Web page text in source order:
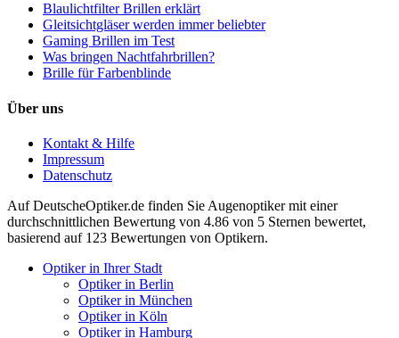
Blaulichtfilter Brillen erklärt
Gleitsichtgläser werden immer beliebter
Gaming Brillen im Test
Was bringen Nachtfahrbrillen?
Brille für Farbenblinde
Über uns
Kontakt & Hilfe
Impressum
Datenschutz
AufDeutscheOptiker.de finden Sie Augenoptiker mit einer
durchschnittlichen Bewertung von 4.86 von 5 Sternen bewertet,
basierend auf 123 Bewertungen von Optikern.
Optiker in Ihrer Stadt
Optiker in Berlin
Optiker in München
Optiker in Köln
Optiker in Hamburg